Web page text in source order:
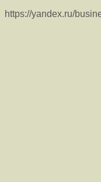
https://yandex.ru/